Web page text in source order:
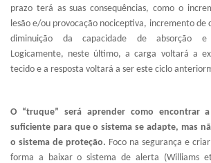
prazo terá as suas consequências, como o
lesão e/ou provocação nociceptiva, incremento de
diminuição da capacidade de absorção e
Logicamente, neste último, a carga voltará a
tecido e a resposta voltará a ser este ciclo
O “truque” será aprender como encontrar
suficiente para que o sistema se adapte, mas
o sistema de proteção. Foco na segurança e
forma a baixar o sistema de alerta (Williams